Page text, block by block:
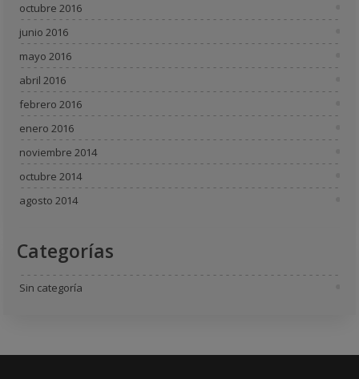
octubre 2016
junio 2016
mayo 2016
abril 2016
febrero 2016
enero 2016
noviembre 2014
octubre 2014
agosto 2014
Categorías
Sin categoría